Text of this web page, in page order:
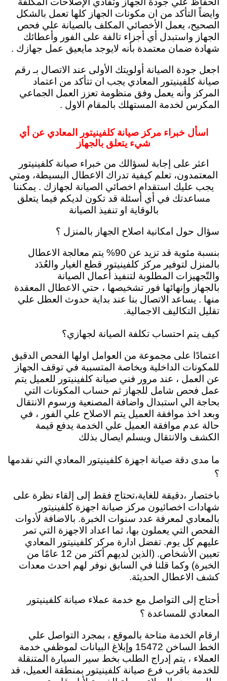
وايضاً التأكد من ان مكونات الجهاز كلها تعمل بالشكل
الصحيح، يعمل الأخصائي المكلف بالصيانة علي فحص
الجهاز واستبدل أي أجزاء تالفة على الفور وأعطائك
شهادة ضمان معتمدة بأنه لايوجد مايعيق عمل جهازك .
اجعل جودة الصيانة أولويتك الأولى عند الاتصال بـ رقم
صيانة كلفينيتور المعادي يجب ان تتأكد من اعتماد
المركز وأنه يعمل وفق منظومة تعزز العمل الجماعي
المكرس لخدمة المستهلك بالمقام الاول .
اسأل خبراء مركز صيانة كلفينيتور المعادي عن أي
شيء يتعلق بالجهاز
اعثر على إجابة لسؤالك من خبراء صيانة كلفينيتور
المعتمدون، تعلم كيفية تدراك الاعطال البسيطة، ومتي
يجب عليك استقدام اخصائي الصيانة لجهازك . يمكننا
مساعدتك في أي أسئلة قد تكون لديكم فيما يتعلق
بالوقاية او تنفيذ الصيانة
سؤال حول امكانية اصلاح الجهاز بالمنزل ؟
بنسبة مئوية قد تزيد عن 90% يتم معالجة الاعطال
بالمنزل لتوفير مركز كلفينيتور قطع الغيار والعُدَد
والتّجهيزات المطلوبة لتنفيذ أعمال الصيانة
بالجهاز وإنهائها فور تشخيصها ، حتي الاعطال المعقدة
منها . يساعد الاتصال بنا عند بداية حدوث العطل علي
تقليل التكاليف الاجمالية.
كيف يتم احتساب تكلفة الصيانة لجهازي؟
اعتمادًا على مجموعة من العوامل اولها الفحص الدقيق
للمكونات الداخلية وبخاصة المتسببة في توقف الجهاز
عن العمل ، عند مرور فني صيانة كلفينيتور للعميل يتم
عمل فحص شامل للجهاز ثم حساب المكونات التي
بحاجة الي استبدال واضافة المصنعية ورسوم الانتقال
وبعد اخذ موافقة العميل يتم الاصلاح علي الفور ، في
حالة عدم موافقة العميل علي الخدمة يدفع قيمة
الكشف والانتقال ويسلم ايصال بذلك
ما مدى دقة صيانة اجهزة كلفينيتور المعادي التي نقدمها
؟
باختصار ،دقيقة للغاية،تحتاج فقط إلى إلقاء نظرة على
شهادات اخصائيون مركز صيانة اجهزة كلفينيتور
بالمعادي لمعرفة عدد سنوات الخبرة. بالاضافة لأدوات
الفحص التي يعملون بها، ثما اعداد الاجهزة التي تمر
عليهم كل يوم. تفضل ادارة مركز كلفينيتور المعادي
تعيين الأشخاص. (الذين لديهم أكثر من 12 عامًا من
الخبرة) وكما قلنا في السابق نوفر لهم احدث معدات
كشف الاعطال الحديثة.
أحتاج إلى التواصل مع خدمة عملاء صيانة كلفينيتور
المعادي للمساعدة ؟
ارقام الخدمة متاحة بالموقع ، بمجرد التواصل علي
الخط الساخن 15472 وإبلاغ البيانات لموظفي خدمة
العملاء ، يتم إدراج الطلب بخط سير السيارة المتنقلة
للخدمة باقرب فرع صيانة كلفينيتور بمنطقة العميل، قد